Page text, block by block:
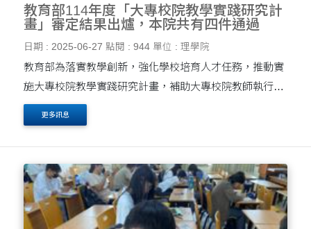
教育部114年度「大專校院教學實踐研究計
畫」審定結果出爐，本院共有四件通過
日期 : 2025-06-27 點閱 : 944 單位 : 理學院
教育部為落實教學創新，強化學校培育人才任務，推動實
施大專校院教學實踐研究計畫，補助大專校院教師執行教
學實踐之相關研究， 透過教育現場提出問題，並藉由課程
設計、教材教法、或引入教具、科技媒體運用等方式....
更多訊息